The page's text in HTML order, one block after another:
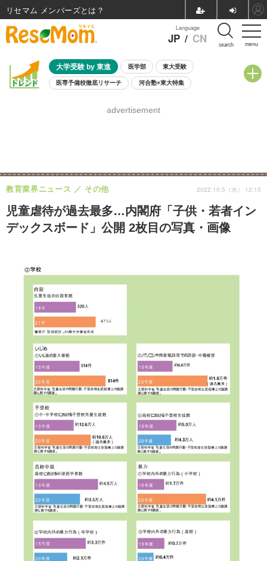
menu
Language
JP / CN search
大学受験 by 東進 医学部 東大受験
医専予備校徹底リサーチ 河合塾×東大特集
8月開催学校説明会・相談会
advertisement
児童虐待が過去最多…内閣府「子供・若者イン
デックスボード」公開 2枚目の写真・画像
教育業界ニュース その他 2022.10.5（水） 12:15
リセマム メンバーズ